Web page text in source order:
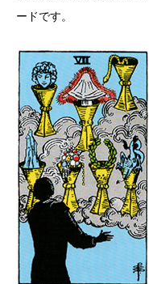
ードです。